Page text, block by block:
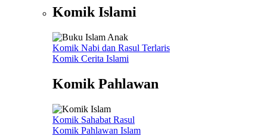
Komik Islami
Komik Nabi dan Rasul Terlaris
Komik Cerita Islami
Komik Pahlawan
Komik Sahabat Rasul
Komik Pahlawan Islam